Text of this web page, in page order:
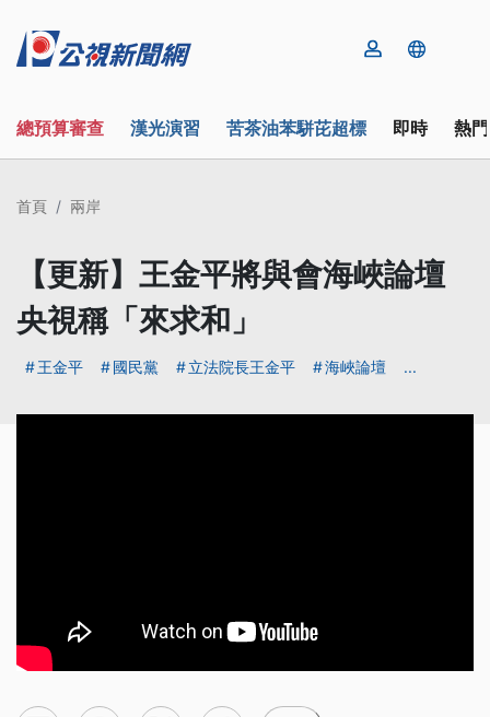
總預算審查 漢光演習 苦茶油苯駢芘超標 即時 熱
首頁 兩岸
【更新】王金平將與會海峽論壇
央視稱「來求和」
王金平 國民黨 立法院長王金平 海峽論壇 ...